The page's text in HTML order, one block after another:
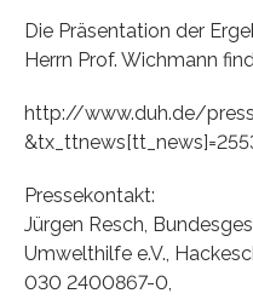
Die Präsentation der
Herrn Prof. Wichmann
http://www.duh.de/
Pressekontakt:
Jürgen Resch,
Umwelthilfe e.V.,
030 2400867-0,